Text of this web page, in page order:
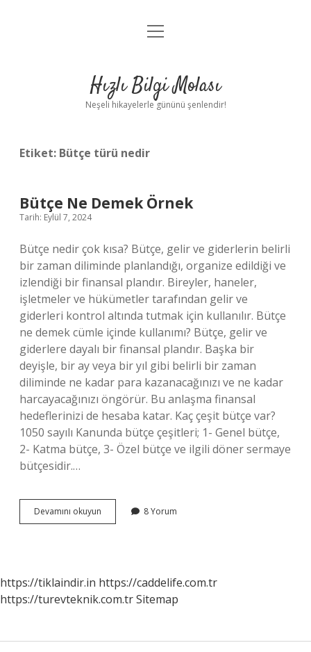
Anasayfa
Yasal Uyarı
menüyü
Hızlı Bilgi Molası
Neşeli hikayelerle gününü şenlendir!
Etiket: Bütçe türü nedir
Bütçe Ne Demek Örnek
Tarih: Eylül 7, 2024
Bütçe nedir çok kısa? Bütçe, gelir ve giderlerin belirli
bir zaman diliminde planlandığı, organize edildiği ve
izlendiği bir finansal plandır. Bireyler, haneler,
işletmeler ve hükümetler tarafından gelir ve
giderleri kontrol altında tutmak için kullanılır. Bütçe
ne demek cümle içinde kullanımı? Bütçe, gelir ve
giderlere dayalı bir finansal plandır. Başka bir
deyişle, bir ay veya bir yıl gibi belirli bir zaman
diliminde ne kadar para kazanacağınızı ve ne kadar
harcayacağınızı öngörür. Bu anlaşma finansal
hedeflerinizi de hesaba katar. Kaç çeşit bütçe var?
1050 sayılı Kanunda bütçe çeşitleri; 1- Genel bütçe,
2- Katma bütçe, 3- Özel bütçe ve ilgili döner sermaye
bütçesidir.…
Devamını okuyun
Ne
8 Yorum
https://tiklaindir.in https://caddelife.com.tr
https://turevteknik.com.trSitemap